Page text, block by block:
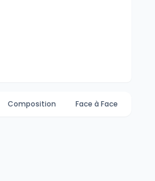
Composition Face à Face